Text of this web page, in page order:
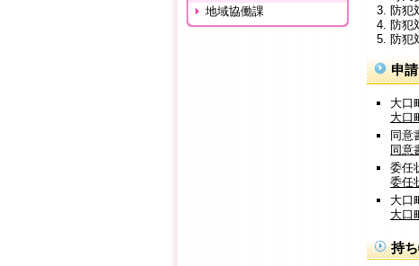
地域協働課
防犯
防
防
申
大口
大口
同意
同意
委任
委任
大口
大口
持